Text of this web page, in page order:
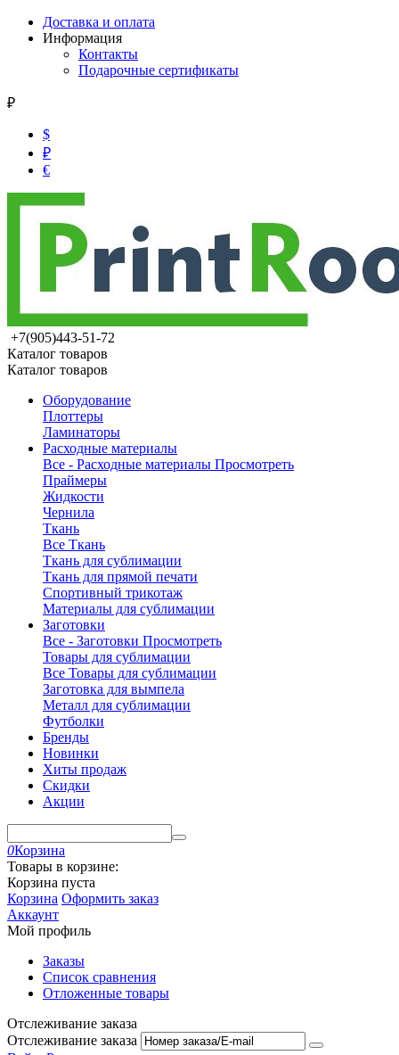
Доставка и оплата
Информация
Контакты
Подарочные сертификаты
₽
$
₽
€
+7(905)443-51-72
Каталог товаров
Каталог товаров
Оборудование
Плоттеры
Ламинаторы
Расходные материалы
Все - Расходные материалы Просмотреть
Праймеры
Жидкости
Чернила
Ткань
Все Ткань
Ткань для сублимации
Ткань для прямой печати
Спортивный трикотаж
Материалы для сублимации
Заготовки
Все - Заготовки Просмотреть
Товары для сублимации
Все Товары для сублимации
Заготовка для вымпела
Металл для сублимации
Футболки
Бренды
Новинки
Хиты продаж
Скидки
Акции
0Корзина
Товары в корзине:
Корзина пуста
Корзина Оформить заказ
Аккаунт
Мой профиль
Заказы
Список сравнения
Отложенные товары
Отслеживание заказа
Отслеживание заказа